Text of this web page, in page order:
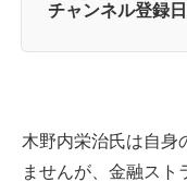
チャンネル登録日
木野内栄治氏は自身
ませんが、金融スト